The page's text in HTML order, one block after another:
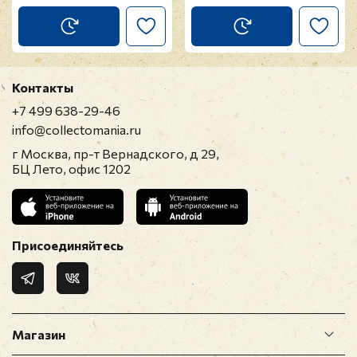
Прикрепить фото
Оставить отзыв
Перед публикацией отзывы проходят
Магазин
Контакты
+7 499 638-29-46
info@collectomania.ru
г Москва, пр-т Вернадского, д 29,
БЦ Лето, офис 1202
Присоединяйтесь